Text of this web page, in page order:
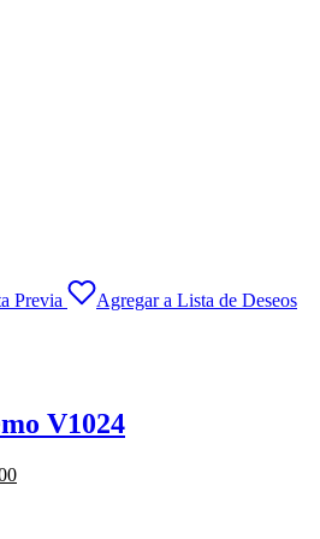
Previa Agregar a Lista de Deseos
V1024
El